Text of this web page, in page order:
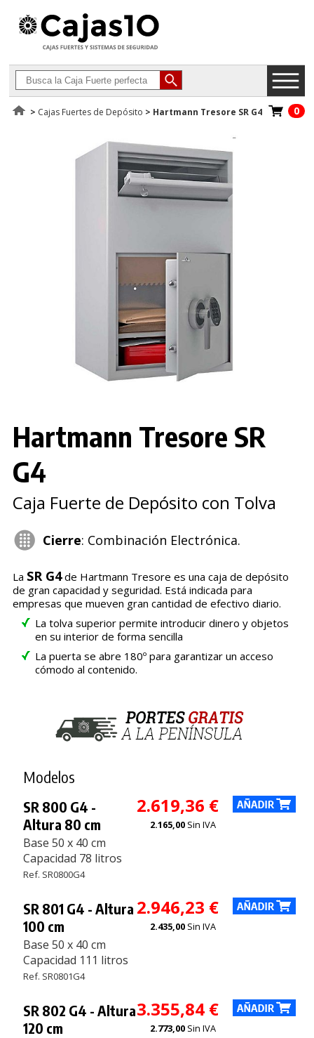
> Cajas Fuertes de Depósito > Hartmann Tresore SR G4 0
Hartmann Tresore SR
G4
Caja Fuerte de Depósito con Tolva
Cierre: Combinación Electrónica.
La SR G4de Hartmann Tresore es una caja de depósito
de gran capacidad y seguridad. Está indicada para
empresas que mueven gran cantidad de efectivo diario.
La tolva superior permite introducir dinero y objetos
en su interior de forma sencilla
La puerta se abre 180º para garantizar un acceso
cómodo al contenido.
Modelos
SR 800 G4 -
Altura 80 cm
Base 50 x 40 cm
Capacidad 78 litros
Ref. SR0800G4
2.619,36 €
2.165,00 Sin IVA
SR 801 G4 - Altura
100 cm
Base 50 x 40 cm
Capacidad 111 litros
Ref. SR0801G4
2.946,23 €
2.435,00 Sin IVA
SR 802 G4 - Altura
120 cm
3.355,84 €
2.773,00 Sin IVA